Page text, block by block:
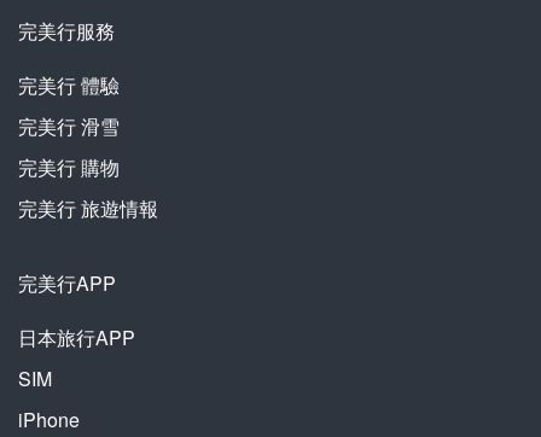
完美行服務
完美行體驗
完美行滑雪
完美行購物
完美行旅遊情報
完美行APP
日本旅行APP
SIM
iPhone